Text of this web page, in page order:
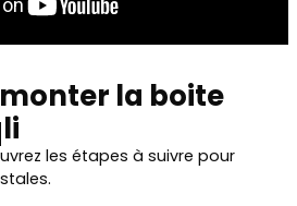
la boite
les étapes à suivre pour